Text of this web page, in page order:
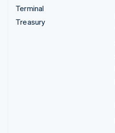
Terminal
Treasury